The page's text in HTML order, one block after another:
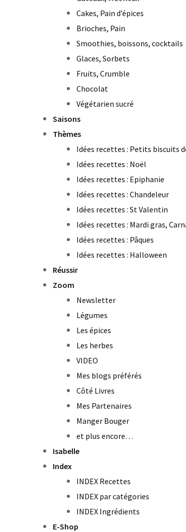
Cakes, Pain d’épices
Brioches, Pain
Smoothies, boissons, cocktails
Glaces, Sorbets
Fruits, Crumble
Chocolat
Végétarien sucré
Saisons
Thèmes
Idées recettes : Petits biscuits
Idées recettes : Noël
Idées recettes : Epiphanie
Idées recettes : Chandeleur
Idées recettes : St Valentin
Idées recettes : Mardi gras,
Idées recettes : Pâques
Idées recettes : Halloween
Réussir
Zoom
Newsletter
Légumes
Les épices
Les herbes
VIDEO
Mes blogs préférés
Côté Livres
Mes Partenaires
Manger Bouger
et plus encore…
Isabelle
Index
INDEX Recettes
INDEX par catégories
INDEX Ingrédients
E-Shop